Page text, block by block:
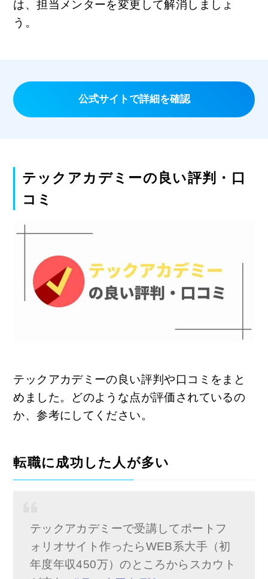
は、担当メンターを変更して解消しましょ
う。
公式サイトで詳細を確認
テックアカデミーの良い評判・口
コミ
テックアカデミーの良い評判や口コミをまと
めました。どのような点が評価されているの
か、参考にしてください。
転職に成功した人が多い
テックアカデミーで受講してポートフ
ォリオサイト作ったらWEB系大手（初
年度年収450万）のところからスカウト